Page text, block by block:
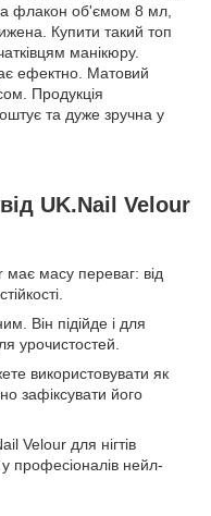
флакон об'ємом 8 мл,
Купити такий топ
манікюру.
ефектно. Матовий
Продукція
та дуже зручна у
UK.Nail Velour
має масу переваг: від
Він підійде і для
урочистостей.
використовувати як
зафіксувати його
Velour для нігтів
у професіоналів нейл-